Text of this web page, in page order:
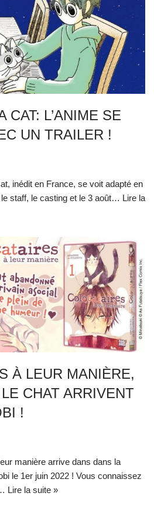
CAT: L’ANIME SE
UN TRAILER !
inédit en France, se voit adapté en
staff, le casting et le 3 août… Lire la
À LEUR MANIÈRE,
CHAT ARRIVENT
!
manière arrive dans dans la
le 1er juin 2022 ! Vous connaissez
Lire la suite »